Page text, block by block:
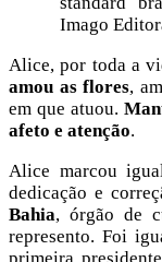
Imago
Alice, por toda a
amou as flores,
em que atuou.
afeto e atenção.
Alice marcou
dedicação e
Bahia, órgão de
represento. Foi